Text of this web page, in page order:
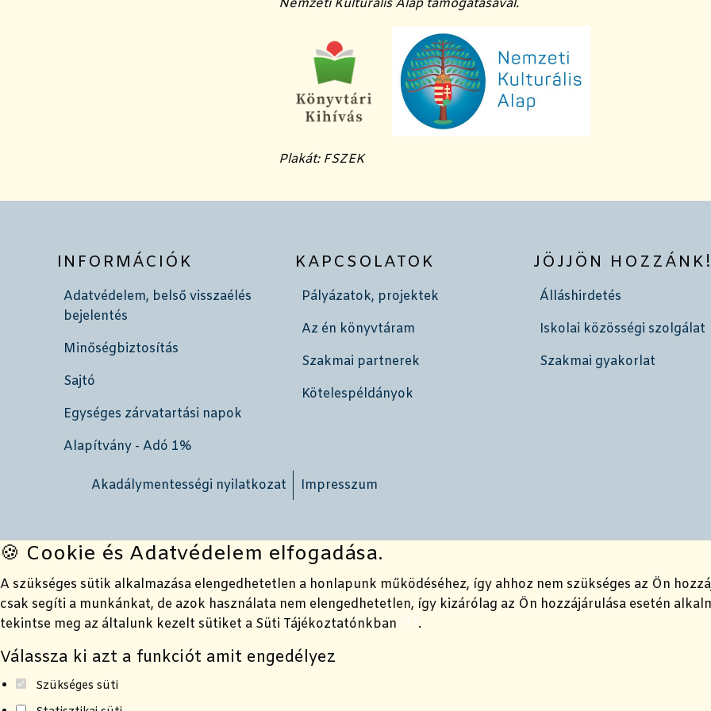
Nemzeti Kulturális Alap támogatásával.
Plakát: FSZEK
INFORMÁCIÓK
Adatvédelem, belső visszaélés
bejelentés
Minőségbiztosítás
Sajtó
Egységes zárvatartási napok
Alapítvány - Adó 1%
KAPCSOLATOK
Pályázatok, projektek
Az én könyvtáram
Szakmai partnerek
Kötelespéldányok
JÖJJÖN
Álláshirdetés
Iskolai közösségi szolgálat
Szakmai gyakorlat
Akadálymentességi nyilatkozat Impresszum
🍪 Cookie és Adatvédelem elfogadása.
A szükséges sütik alkalmazása elengedhetetlen a honlapunk működéséhez, így ahhoz nem szükséges az Ön
csak segíti a munkánkat, de azok használata nem elengedhetetlen, így kizárólag az Ön hozzájárulása esetén
tekintse meg az általunk kezelt sütiket a Süti Tájékoztatónkban
.
Válassza ki azt a funkciót amit engedélyez
Szükséges süti